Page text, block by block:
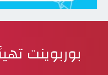
بوربوينت